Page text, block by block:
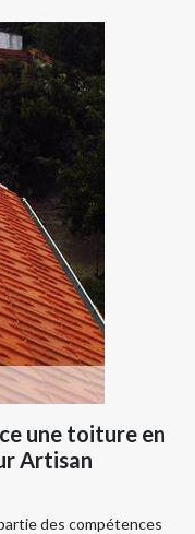
une toiture en
Artisan
des compétences